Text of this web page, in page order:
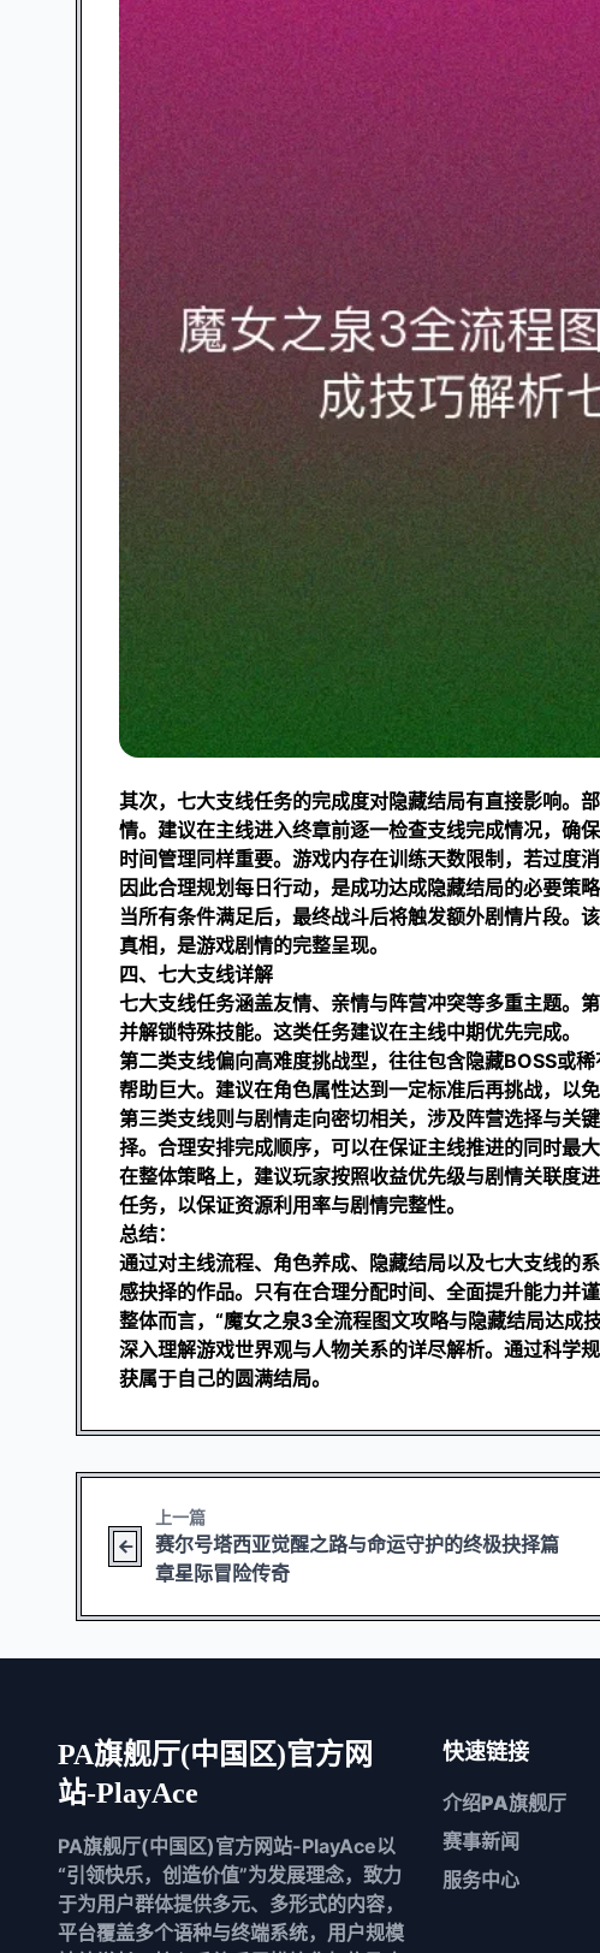
其次，七大支线任务的完成度对隐藏结局有直接影响。
情。建议在主线进入终章前逐一检查支线完成情况，确保
时间管理同样重要。游戏内存在训练天数限制，若过度
因此合理规划每日行动，是成功达成隐藏结局的必要策略
当所有条件满足后，最终战斗后将触发额外剧情片段。
真相，是游戏剧情的完整呈现。
四、七大支线详解
七大支线任务涵盖友情、亲情与阵营冲突等多重主题。
并解锁特殊技能。这类任务建议在主线中期优先完成。
第二类支线偏向高难度挑战型，往往包含隐藏BOSS或
帮助巨大。建议在角色属性达到一定标准后再挑战，以免
第三类支线则与剧情走向密切相关，涉及阵营选择与关
择。合理安排完成顺序，可以在保证主线推进的同时最大
在整体策略上，建议玩家按照收益优先级与剧情关联度
任务，以保证资源利用率与剧情完整性。
总结：
通过对主线流程、角色养成、隐藏结局以及七大支线的
感抉择的作品。只有在合理分配时间、全面提升能力并
整体而言，“魔女之泉3全流程图文攻略与隐藏结局达成
深入理解游戏世界观与人物关系的详尽解析。通过科学
获属于自己的圆满结局。
上一篇
赛尔号塔西亚觉醒之路与命运守护的终极抉择篇
章星际冒险传奇
PA旗舰厅(中国区)官方网
站-PlayAce
PA旗舰厅(中国区)官方网站-PlayAce以
“引领快乐，创造价值”为发展理念，致力
于为用户群体提供多元、多形式的内容，
平台覆盖多个语种与终端系统，用户规模
快速链接
介绍PA旗舰厅
赛事新闻
服务中心